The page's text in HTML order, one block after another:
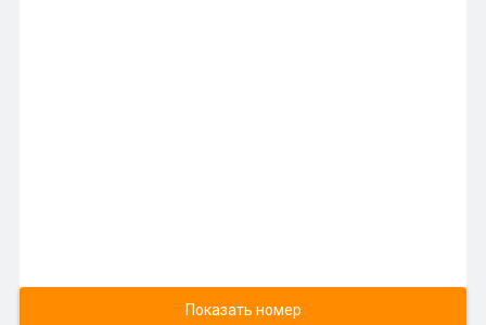
Показать номер